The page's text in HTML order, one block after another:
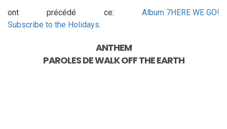
ont précédé ce: Album 7HERE WE GO!
Subscribe to the Holidays.
ANTHEM
PAROLES DEWALK OFF THE EARTH